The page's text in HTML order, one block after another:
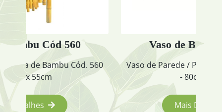
560
Vaso de Bambu Cód 565
Vaso de Parede / Placa de Bambu Cód. 565
- 80cm x 50cm
Mais Detalhes